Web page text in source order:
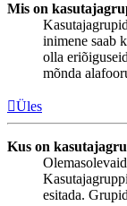
Mis on
inimene saab
olla
mõnda
Üles
Kus on
esitada.